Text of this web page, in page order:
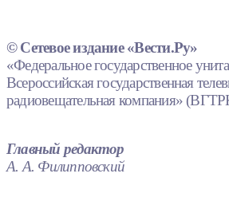
© Сетевое издание «Вести.Ру»
«Федеральное государственное
Всероссийская государственная
радиовещательная компания»
Главный редактор
А. А. Филипповский